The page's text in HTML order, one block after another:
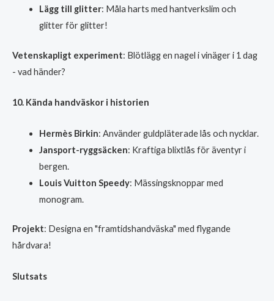
Lägg till glitter: Måla harts med hantverkslim och
glitter för glitter!
Vetenskapligt experiment: Blötlägg en nagel i vinäger i 1 dag
- vad händer?
10. Kända handväskor i historien
Hermès Birkin: Använder guldpläterade lås och nycklar.
Jansport-ryggsäcken: Kraftiga blixtlås för äventyr i
bergen.
Louis Vuitton Speedy: Mässingsknoppar med
monogram.
Projekt: Designa en "framtidshandväska" med flygande
hårdvara!
Slutsats